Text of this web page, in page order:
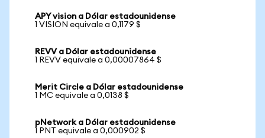
APY vision a Dólar estadounidense
1 VISION equivale a 0,1179 $
REVV a Dólar estadounidense
1 REVV equivale a 0,00007864 $
Merit Circle a Dólar estadounidense
1 MC equivale a 0,0138 $
pNetwork a Dólar estadounidense
1 PNT equivale a 0,000902 $